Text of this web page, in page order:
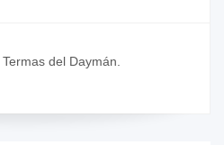
del Daymán.